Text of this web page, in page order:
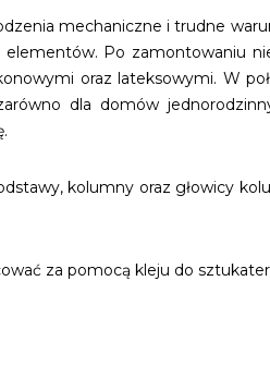
mechaniczne i trudne
Po zamontowaniu
oraz lateksowymi. W
dla domów
kolumny oraz głowicy
za pomocą kleju do